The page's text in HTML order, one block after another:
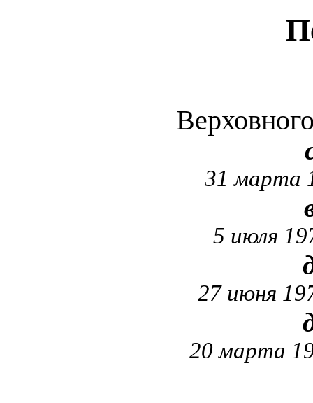
31 марта
5 июля
27 июня
20 марта